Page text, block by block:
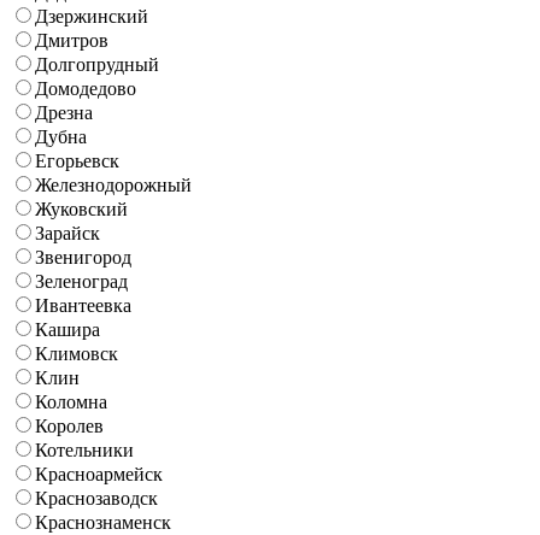
Дзержинский
Дмитров
Долгопрудный
Домодедово
Дрезна
Дубна
Егорьевск
Железнодорожный
Жуковский
Зарайск
Звенигород
Зеленоград
Ивантеевка
Кашира
Климовск
Клин
Коломна
Королев
Котельники
Красноармейск
Краснозаводск
Краснознаменск